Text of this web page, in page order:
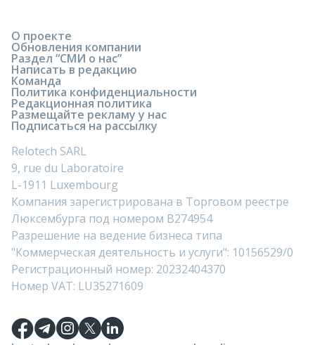
О проекте
Обновления компании
Раздел “СМИ о нас”
Написать в редакцию
Команда
Политика конфиденциальности
Редакционная политика
Размещайте рекламу у нас
Подписаться на рассылку
Relotech SARL
9, rue du Laboratoire
L-1911 Luxembourg
Компания зарегистрирована в Торговом реестре
Люксембурга под номером B274954
Разрешение на ведение бизнеса типа
"Коммерческая деятельность и услуги": 10156529/0
Регистрационный номер: 20232404370
Номер VAT: LU35271609